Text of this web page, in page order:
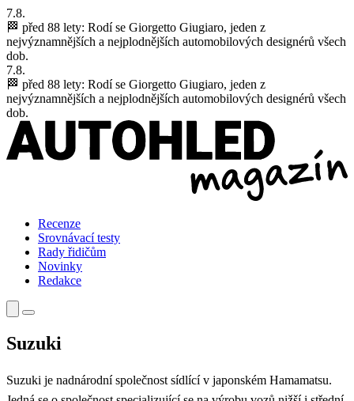
7.8.
🏁 před 88 lety: Rodí se Giorgetto Giugiaro, jeden z
nejvýznamnějších a nejplodnějších automobilových designérů všech
dob.
7.8.
🏁 před 88 lety: Rodí se Giorgetto Giugiaro, jeden z
nejvýznamnějších a nejplodnějších automobilových designérů všech
dob.
Recenze
Srovnávací testy
Rady řidičům
Novinky
Redakce
Suzuki
Suzuki je nadnárodní společnost sídlící v japonském Hamamatsu.